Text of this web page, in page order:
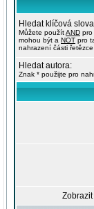
Hledat klíčová
Můžete použítAND pro
mohou být a NOT pro
nahrazení části
Hledat autora:
Znak * použijte pro